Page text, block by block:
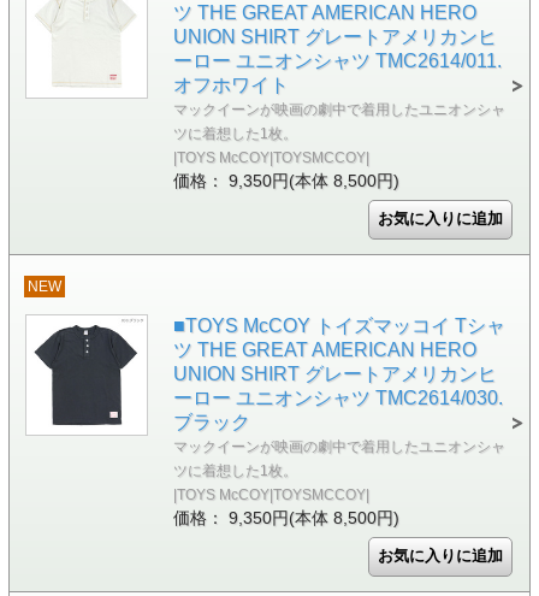
ツ THE GREAT AMERICAN HERO
UNION SHIRT グレートアメリカンヒ
ーロー ユニオンシャツ TMC2614/011.
オフホワイト
マックイーンが映画の劇中で着用したユニオンシャ
ツに着想した1枚。
|TOYS McCOY|TOYSMCCOY|
価格： 9,350円(本体 8,500円)
NEW
■TOYS McCOY トイズマッコイ Tシャ
ツ THE GREAT AMERICAN HERO
UNION SHIRT グレートアメリカンヒ
ーロー ユニオンシャツ TMC2614/030.
ブラック
マックイーンが映画の劇中で着用したユニオンシャ
ツに着想した1枚。
|TOYS McCOY|TOYSMCCOY|
価格： 9,350円(本体 8,500円)